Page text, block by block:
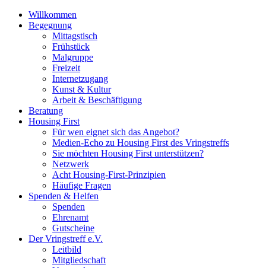
Willkommen
Begegnung
Mittagstisch
Frühstück
Malgruppe
Freizeit
Internetzugang
Kunst & Kultur
Arbeit & Beschäftigung
Beratung
Housing First
Für wen eignet sich das Angebot?
Medien-Echo zu Housing First des Vringstreffs
Sie möchten Housing First unterstützen?
Netzwerk
Acht Housing-First-Prinzipien
Häufige Fragen
Spenden & Helfen
Spenden
Ehrenamt
Gutscheine
Der Vringstreff e.V.
Leitbild
Mitgliedschaft